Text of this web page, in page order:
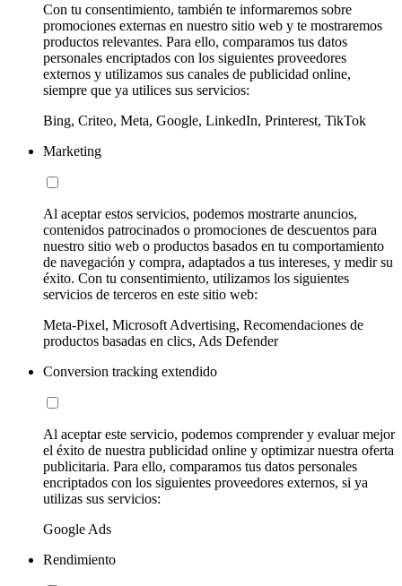
Con tu consentimiento, también te informaremos sobre
promociones externas en nuestro sitio web y te mostraremos
productos relevantes. Para ello, comparamos tus datos
personales encriptados con los siguientes proveedores
externos y utilizamos sus canales de publicidad online,
siempre que ya utilices sus servicios:
Bing, Criteo, Meta, Google, LinkedIn, Printerest, TikTok
Marketing
Al aceptar estos servicios, podemos mostrarte anuncios,
contenidos patrocinados o promociones de descuentos para
nuestro sitio web o productos basados en tu comportamiento
de navegación y compra, adaptados a tus intereses, y medir su
éxito. Con tu consentimiento, utilizamos los siguientes
servicios de terceros en este sitio web:
Meta-Pixel, Microsoft Advertising, Recomendaciones de
productos basadas en clics, Ads Defender
Conversion tracking extendido
Al aceptar este servicio, podemos comprender y evaluar mejor
el éxito de nuestra publicidad online y optimizar nuestra oferta
publicitaria. Para ello, comparamos tus datos personales
encriptados con los siguientes proveedores externos, si ya
utilizas sus servicios:
Google Ads
Rendimiento